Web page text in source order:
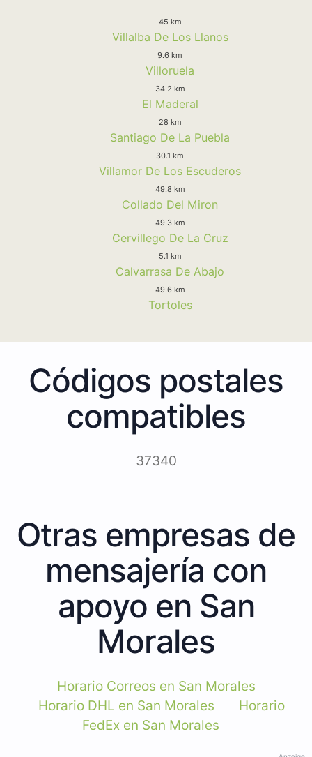
45 km
Villalba De Los Llanos
9.6 km
Villoruela
34.2 km
El Maderal
28 km
Santiago De La Puebla
30.1 km
Villamor De Los Escuderos
49.8 km
Collado Del Miron
49.3 km
Cervillego De La Cruz
5.1 km
Calvarrasa De Abajo
49.6 km
Tortoles
Códigos postales
compatibles
37340
Otras empresas de
mensajería con
apoyo en San
Morales
Horario Correos en San Morales
Horario DHL en San Morales
Horario
FedEx en San Morales